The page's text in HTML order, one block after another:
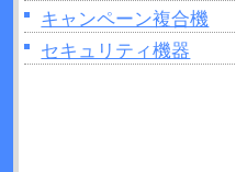
2026年06月26日：複合
ときは読み取り部分（
よう！
キャンペーン複合機
セキュリティ機器